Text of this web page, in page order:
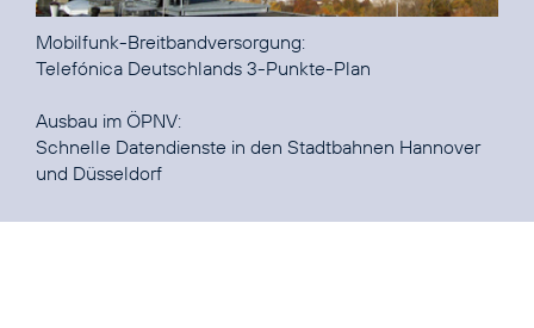
Telefónica Deutschlands 3-Punkte-Plan
Schnelle Datendienste in den Stadtbahnen Hannover
und Düsseldorf